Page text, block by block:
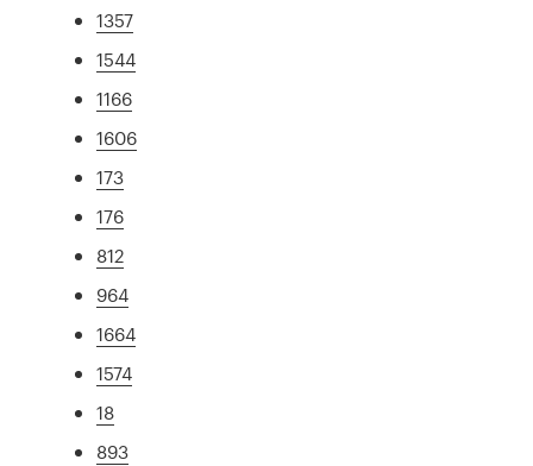
1357
1544
1166
1606
173
176
812
964
1664
1574
18
893